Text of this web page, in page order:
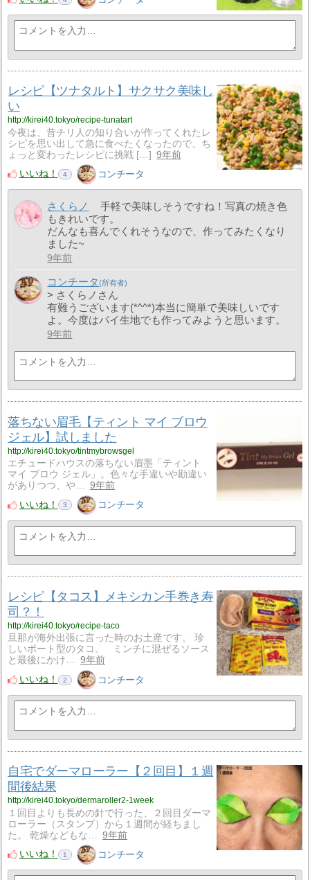
レシピ【ツナタルト】サクサク美味し
い
http://kirei40.tokyo/recipe-tunatart
今夜は、昔チリ人の知り合いが作ってくれたレ
シピを思い出して急に食べたくなったので、ち
ょっと変わったレシピに挑戦 […] 9年前
いいね！
4 コンチータ
さくらノ
手軽で美味しそうですね！写真の焼き色
もきれいです。
だんなも喜んでくれそうなので、作ってみたくなり
ました~
9年前
コンチータ
> さくらノさん
有難うございます(*^^*)本当に簡単で美味しいです
よ。今度はパイ生地でも作ってみようと思います。
9年前
落ちない眉毛【ティント マイ ブロウ
ジェル】試しました
http://kirei40.tokyo/tintmybrowsgel
エチュードハウスの落ちない眉墨「ティント
マイ ブロウ ジェル」。色々な手違いや勘違い
がありつつ、や…
9年前
いいね！
3 コンチータ
レシピ【タコス】メキシカン手巻き寿
司？！
http://kirei40.tokyo/recipe-taco
旦那が海外出張に言った時のお土産です。 珍
しいボート型のタコ。 ミンチに混ぜるソース
と最後にかけ…
9年前
いいね！
2 コンチータ
自宅でダーマローラー【２回目】１週
間後結果
http://kirei40.tokyo/dermaroller2-1week
１回目よりも長めの針で行った、２回目ダーマ
ローラー（スタンプ）から１週間が経ちまし
た。 乾燥などもな…
9年前
いいね！
1 コンチータ